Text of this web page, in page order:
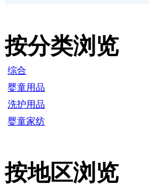
按分类浏览
综合
婴童用品
洗护用品
婴童家纺
按地区浏览